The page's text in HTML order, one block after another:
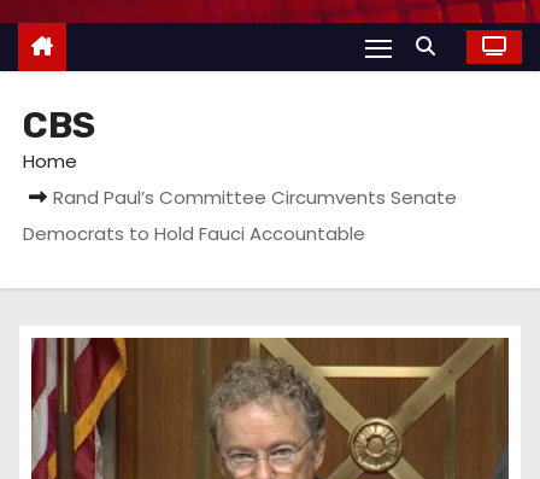
n
CBS
Home
Rand Paul’s Committee Circumvents Senate
Democrats to Hold Fauci Accountable